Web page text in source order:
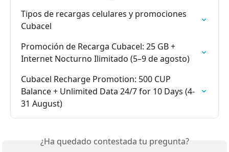
Tipos de recargas celulares y promociones
Cubacel
Promoción de Recarga Cubacel: 25 GB +
Internet Nocturno Ilimitado (5–9 de agosto)
Cubacel Recharge Promotion: 500 CUP
Balance + Unlimited Data 24/7 for 10 Days (4-
31 August)
¿Ha quedado contestada tu pregunta?